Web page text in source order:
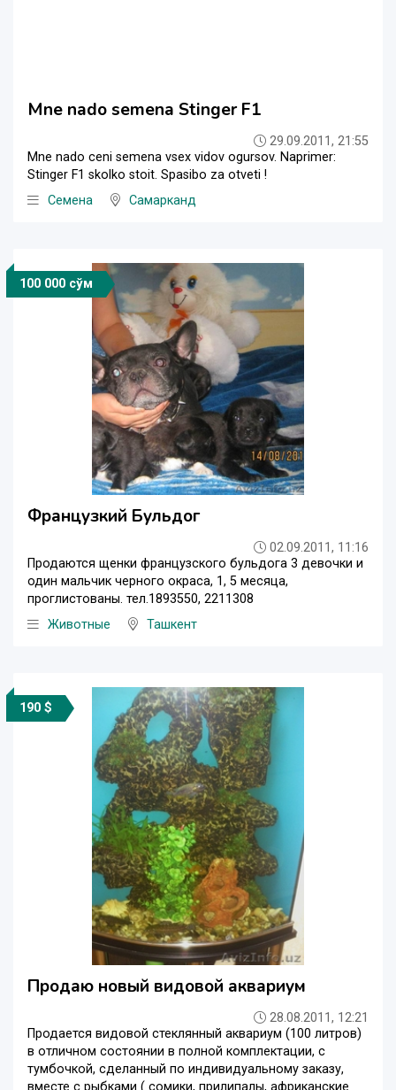
Mne nado semena Stinger F1
29.09.2011, 21:55
Mne nado ceni semena vsex vidov ogursov. Naprimer:
Stinger F1 skolko stoit. Spasibo za otveti !
Семена
Самарканд
100 000 сўм
Французкий Бульдог
02.09.2011, 11:16
Продаются щенки французского бульдога 3 девочки и
один мальчик черного окраса, 1, 5 месяца,
проглистованы. тел.1893550, 2211308
Животные
Ташкент
190 $
Продаю новый видовой аквариум
28.08.2011, 12:21
Продается видовой стеклянный аквариум (100 литров)
в отличном состоянии в полной комплектации, с
тумбочкой, сделанный по индивидуальному заказу,
вместе с рыбками ( сомики, прилипалы, африканские